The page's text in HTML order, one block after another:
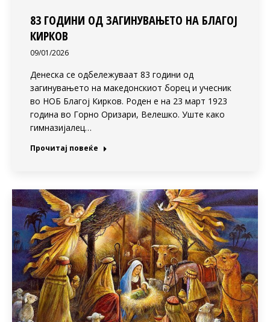
83 ГОДИНИ ОД ЗАГИНУВАЊЕТО НА БЛАГОЈ
КИРКОВ
09/01/2026
Денеска се одбележуваат 83 години од
загинувањето на македонскиот борец и учесник
во НОБ Благој Кирков. Роден е на 23 март 1923
година во Горно Оризари, Велешко. Уште како
гимназијалец…
Прочитај повеќе